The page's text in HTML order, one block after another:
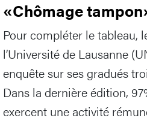
«Chômage
Pour compléter le tableau,
l’Université de Lausanne
enquête sur ses gradués
Dans la dernière édition,
exercent une activité